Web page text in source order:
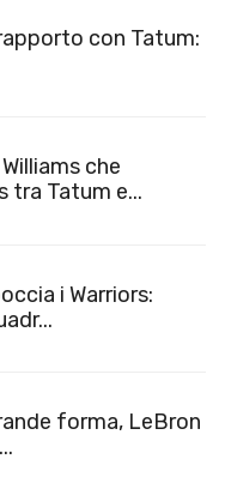
con Tatum:
che
tra Tatum e...
i Warriors:
forma, LeBron